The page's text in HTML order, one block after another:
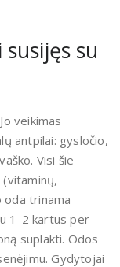
su
veikimas
antpilai: gysločio,
Visi šie
oda trinama
1-2 kartus per
suplakti. Odos
Gydytojai